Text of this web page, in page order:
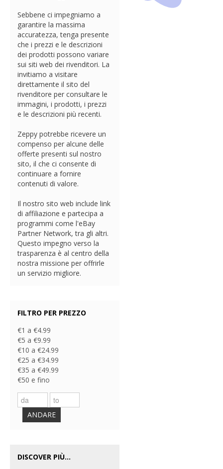
Sebbene ci impegniamo a
garantire la massima
accuratezza, tenga presente
che i prezzi e le descrizioni
dei prodotti possono variare
sui siti web dei rivenditori. La
invitiamo a visitare
direttamente il sito del
rivenditore per consultare le
immagini, i prodotti, i prezzi
e le descrizioni più recenti.
Zeppy potrebbe ricevere un
compenso per alcune delle
offerte presenti sul nostro
sito, il che ci consente di
continuare a fornire
contenuti di valore.
Il nostro sito web include link
di affiliazione e partecipa a
programmi come l'eBay
Partner Network, tra gli altri.
Questo impegno verso la
trasparenza è al centro della
nostra missione per offrirle
un servizio migliore.
FILTRO PER PREZZO
€1 a €4.99
€5 a €9.99
€10 a €24.99
€25 a €34.99
€35 a €49.99
€50 e fino
ANDARE
DISCOVER PIÙ...